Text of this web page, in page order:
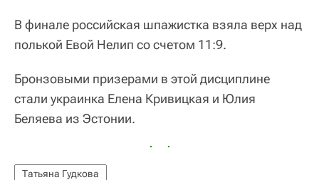
В финале российская шпажистка взяла верх над
полькой Евой Нелип со счетом 11:9.
Бронзовыми призерами в этой дисциплине
стали украинка Елена Кривицкая и Юлия
Беляева из Эстонии.
Татьяна Гудкова